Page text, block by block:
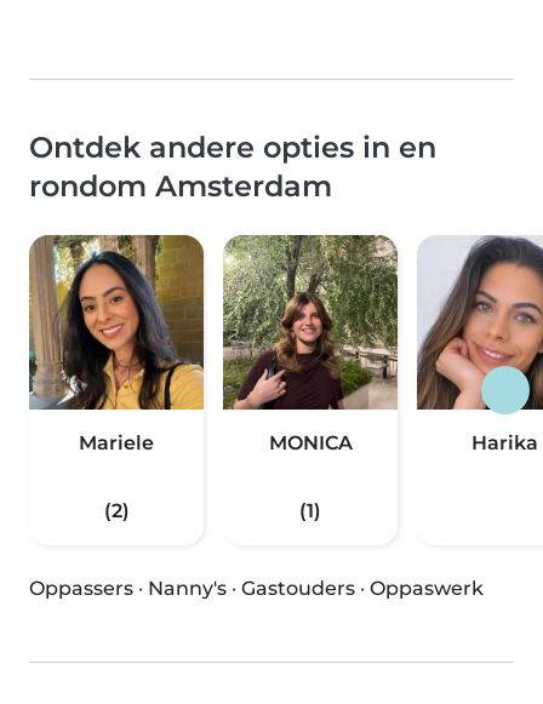
Ontdek andere opties in en
rondom Amsterdam
Mariele
(2)
MONICA
(1)
Harika
Oppassers · Nanny's · Gastouders · Oppaswerk